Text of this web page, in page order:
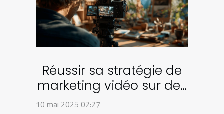
Réussir sa stratégie de
marketing vidéo sur des
plateformes
10 mai 2025 02:27